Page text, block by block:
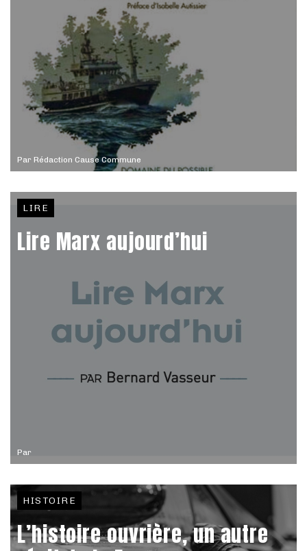
Par Rédaction Cause Commune
Par
LIRE
Lire Marx aujourd’hui
HISTOIRE
L’histoire ouvrière, un autre